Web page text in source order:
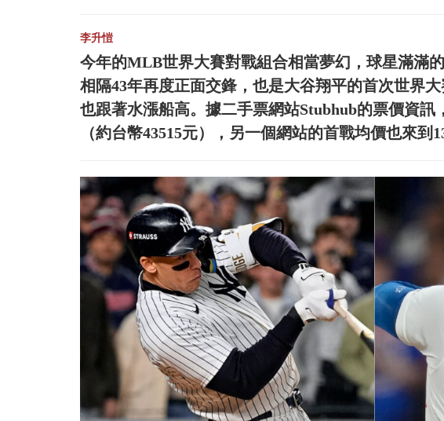
李升愷
今年的MLB世界大賽對戰組合相當夢幻，球星滿滿
相隔43年再度正面交鋒，也是大谷翔平的首次世界
也跟著水漲船高。據二手票網站Stubhub的票價資訊
（約台幣43515元），另一個網站的首戰均價也來到